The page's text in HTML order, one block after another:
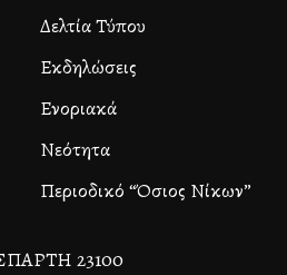
Δελτία Τύπου
Εκδηλώσεις
Ενοριακά
Νεότητα
Περιοδικό “Όσιος Νίκων”
23100